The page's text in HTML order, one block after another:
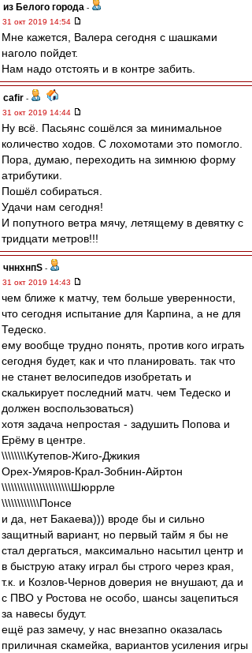
из Белого города -
31 окт 2019 14:54
Мне кажется, Валера сегодня с шашками
наголо пойдет.
Нам надо отстоять и в контре забить.
cafir -
31 окт 2019 14:44
Ну всё. Пасьянс сошёлся за минимальное
количество ходов. С лохомотами это помогло.
Пора, думаю, переходить на зимнюю форму
атрибутики.
Пошёл собираться.
Удачи нам сегодня!
И попутного ветра мячу, летящему в девятку с
тридцати метров!!!
чннхнпS -
31 окт 2019 14:43
чем ближе к матчу, тем больше уверенности,
что сегодня испытание для Карпина, а не для
Тедеско.
ему вообще трудно понять, против кого играть
сегодня будет, как и что планировать. так что
не станет велосипедов изобретать и
скалькирует последний матч. чем Тедеско и
должен воспользоваться)
хотя задача непростая - задушить Попова и
Ерёму в центре.
\\\\\\\\Кутепов-Жиго-Джикия
Орех-Умяров-Крал-Зобнин-Айртон
\\\\\\\\\\\\\\\\\\\\\\Шюррле
\\\\\\\\\\\\Понсе
и да, нет Бакаева))) вроде бы и сильно
защитный вариант, но первый тайм я бы не
стал дергаться, максимально насытил центр и
в быструю атаку играл бы строго через края,
т.к. и Козлов-Чернов доверия не внушают, да и
с ПВО у Ростова не особо, шансы зацепиться
за навесы будут.
ещё раз замечу, у нас внезапно оказалась
приличная скамейка, вариантов усиления игры